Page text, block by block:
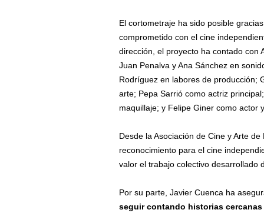
El cortometraje ha sido posible
comprometido con el cine
dirección, el proyecto ha contado con
Juan Penalva y Ana Sánchez en
Rodríguez en labores de producción;
arte; Pepa Sarrió como actriz
maquillaje; y Felipe Giner como actor
Desde la Asociación de Cine y Arte
reconocimiento para el cine
valor el trabajo colectivo desarrollado
Por su parte, Javier Cuenca ha
seguir contando historias